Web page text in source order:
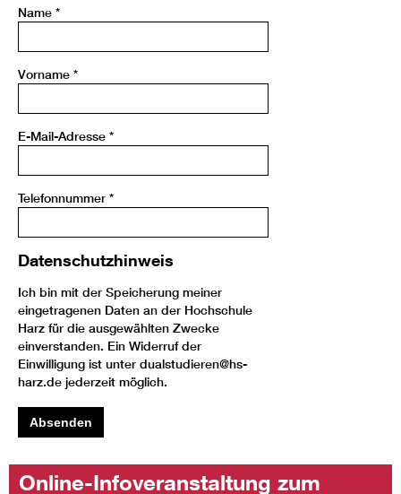
Name *
Vorname *
E-Mail-Adresse *
Telefonnummer *
Datenschutzhinweis
Ich bin mit der Speicherung meiner
eingetragenen Daten an der Hochschule
Harz für die ausgewählten Zwecke
einverstanden. Ein Widerruf der
Einwilligung ist unter dualstudieren@hs-
harz.de jederzeit möglich.
Absenden
Online-Infoveranstaltung zum